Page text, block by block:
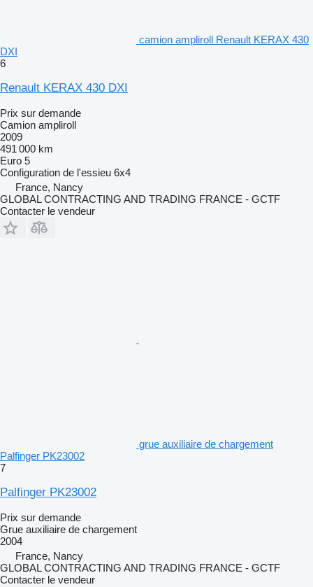
camion ampliroll Renault KERAX 430
DXI
6
Renault KERAX 430 DXI
Prix sur demande
Camion ampliroll
2009
491 000 km
Euro 5
Configuration de l'essieu 6x4
France, Nancy
GLOBAL CONTRACTING AND TRADING FRANCE - GCTF
Contacter le vendeur
grue auxiliaire de chargement
Palfinger PK23002
7
Palfinger PK23002
Prix sur demande
Grue auxiliaire de chargement
2004
France, Nancy
GLOBAL CONTRACTING AND TRADING FRANCE - GCTF
Contacter le vendeur